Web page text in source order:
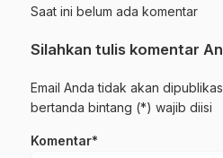
Saat ini belum ada komentar
Silahkan tulis komentar
Email Anda tidak akan
bertanda bintang (*) wajib diisi
Komentar*